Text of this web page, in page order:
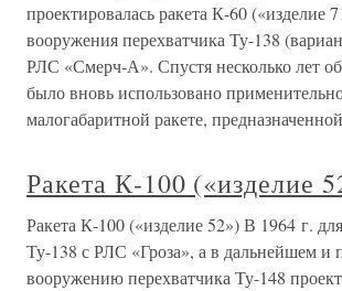
проектировалась ракета К-60 («изделие
вооружения перехватчика Ту-138
РЛС «Смерч-А». Спустя несколько лет
было вновь использовано
малогабаритной ракете,
Ракета К-100 («изделие
Ракета К-100 («изделие 52») В 1964 г.
Ту-138 с РЛС «Гроза», а в дальнейшем и
вооружению перехватчика Ту-148